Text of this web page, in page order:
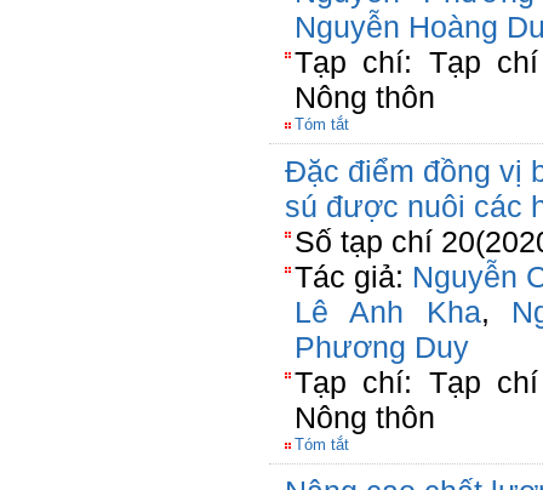
Nguyễn Hoàng
Tạp chí: Tạp
Nông thôn
Tóm tắt
Đặc điểm đồng vị
sú được nuôi các
Số tạp chí
Tác giả: Nguyễn
Lê Anh Kha,
Phương Duy
Tạp chí: Tạp
Nông thôn
Tóm tắt